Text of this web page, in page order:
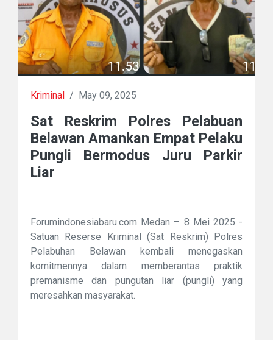
Kriminal / May 09, 2025
Sat Reskrim Polres Pelabuan
Belawan Amankan Empat Pelaku
Pungli Bermodus Juru Parkir
Liar
Forumindonesiabaru.com Medan – 8 Mei 2025 -
Satuan Reserse Kriminal (Sat Reskrim) Polres
Pelabuhan Belawan kembali menegaskan
komitmennya dalam memberantas praktik
premanisme dan pungutan liar (pungli) yang
meresahkan masyarakat.